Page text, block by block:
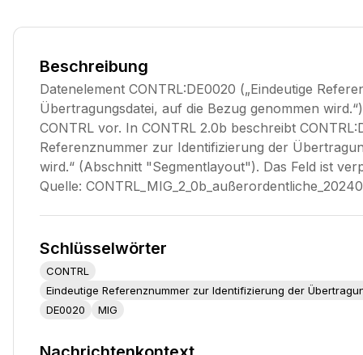
Beschreibung
Datenelement CONTRL:DE0020 („Eindeutige
Übertragungsdatei, auf die Bezug genommen
CONTRL vor. In CONTRL 2.0b beschreibt
Referenznummer zur Identifizierung der
wird.“ (Abschnitt "Segmentlayout"). Das Feld ist
Quelle:
Schlüsselwörter
CONTRL
Eindeutige Referenznummer zur Identifizierung der
DE0020
MIG